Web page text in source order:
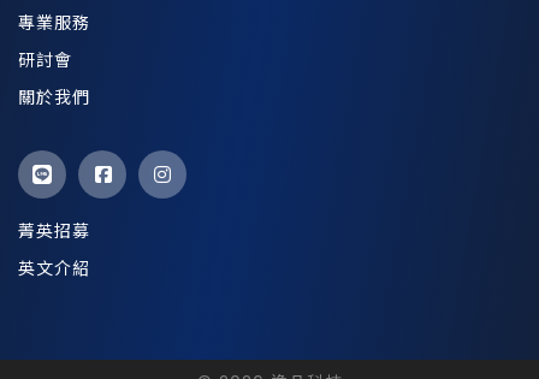
專業服務
研討會
關於我們
菁英招募
英文介紹